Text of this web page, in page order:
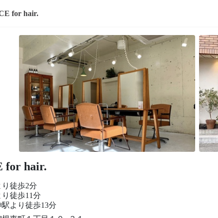
for hair.
for hair.
徒歩2分
徒歩11分
より徒歩13分